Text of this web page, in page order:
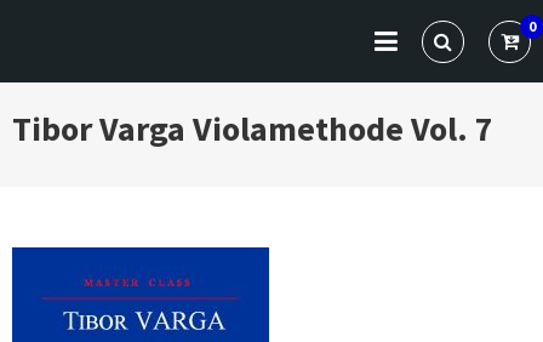
content
0
Tibor Varga Violamethode Vol. 7